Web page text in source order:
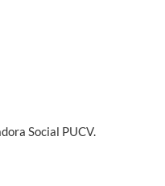
Social PUCV.